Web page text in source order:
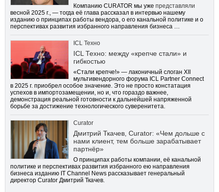
Компанию CURATOR мы уже представляли
весной 2025 г., — тогда её глава рассказал в интервью нашему
изданию о принципах работы вендора, о его канальной политике и о
перспективах развития избранного направления бизнеса …
ICL Техно
ICL Техно: между «крепче стали» и
гибкостью
«Стали крепче!» — лаконичный слоган XII
мультивендорного форума ICL Partner Connect
в 2025 г. приобрел особое значение. Это не просто констатация
успехов в импортозамещении, но и, что гораздо важнее,
демонстрация реальной готовности к дальнейшей напряженной
борьбе за достижение технологического суверенитета.
Curator
Дмитрий Ткачев, Curator: «Чем дольше с
нами клиент, тем больше зарабатывает
партнёр»
О принципах работы компании, её канальной
политике и перспективах развития избранного ею направления
бизнеса изданию IT Channel News рассказывает генеральный
директор Curator Дмитрий Ткачев.